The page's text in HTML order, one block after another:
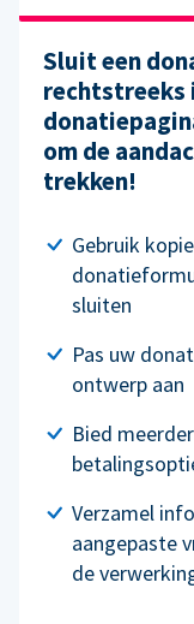
Sluit een
rechtstreeks
om de
trekken!
Gebruik
sluiten
Pas uw
ontwerp aan
Bied
Verzamel
aangepaste
de